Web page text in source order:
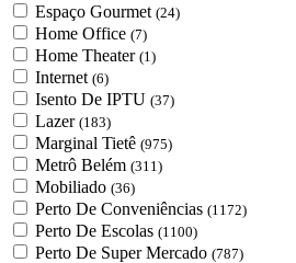
Espaço Gourmet (24)
Home Office (7)
Home Theater (1)
Internet (6)
Isento De IPTU (37)
Lazer (183)
Marginal Tietê (975)
Metrô Belém (311)
Mobiliado (36)
Perto De Conveniências (1172)
Perto De Escolas (1100)
Perto De Super Mercado (787)